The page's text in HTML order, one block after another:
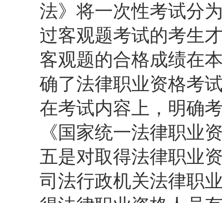
法》将一次性考试分
过客观题考试的考生
客观题的合格成绩在
确了法律职业资格考
在考试内容上，明确
《国家统一法律职业
五是对取得法律职业
司法行政机关法律职